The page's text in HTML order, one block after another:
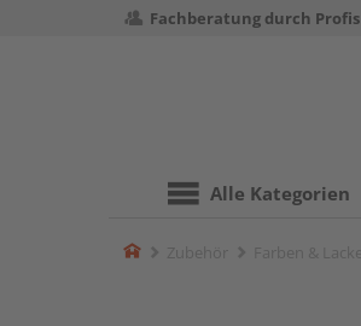
Fachberatung durch Profis
Alle Kategorien
Home